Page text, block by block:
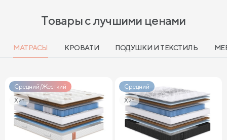
Товары с лучшими ценами
МАТРАСЫ КРОВАТИ ПОДУШКИ И ТЕКСТИЛЬ
Средний/Жесткий
Хит
Средний
Хит